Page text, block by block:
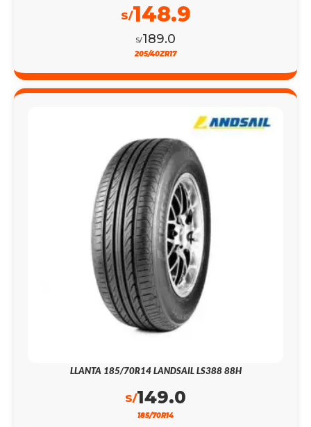
S/189.0
S/148.9
205/40ZR17
LLANTA 185/70R14 LANDSAIL LS388 88H
S/149.0
185/70R14